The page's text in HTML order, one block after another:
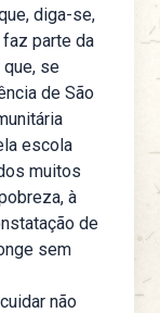
diga-se,
parte da
se
de São
escola
muitos
à
de
sem
não